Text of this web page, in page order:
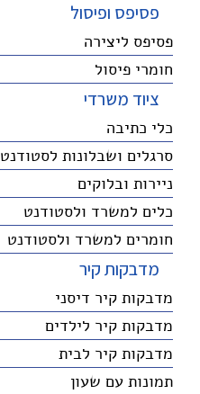
פסיפס ופיסול
פסיפס ליצירה
חומרי פיסול
ציוד משרדי
כלי כתיבה
סרגלים ושבלונות לסטודנט
ניירות ובלוקים
כלים למשרד ולסטודנט
חומרים למשרד ולסטודנט
מדבקות קיר
מדבקות קיר דיסני
מדבקות קיר לילדים
מדבקות קיר לבית
תמונות עם שעון